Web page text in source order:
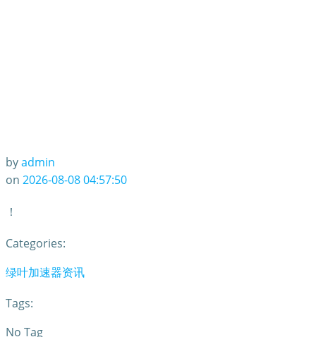
byadmin
on 2026-08-08 04:57:50
！
Categories:
绿叶加速器资讯
Tags:
No Tag